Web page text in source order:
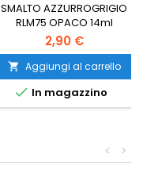
SMALTO AZZURROGRIGIO
RLM75 OPACO 14ml
2,90 €
 Aggiungi al carrello
 In magazzino
>
<